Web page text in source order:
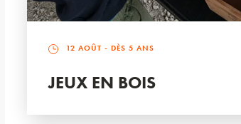
12 AOÛT - DÈS 5 ANS
JEUX EN BOIS